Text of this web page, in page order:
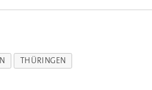
THÜRINGEN